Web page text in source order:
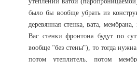
было бы вообще убрать из
деревянная стенка, вата,
Вас стенки фронтона будут по
вообще "без стены"), то тогда
потом утеплитель, потом